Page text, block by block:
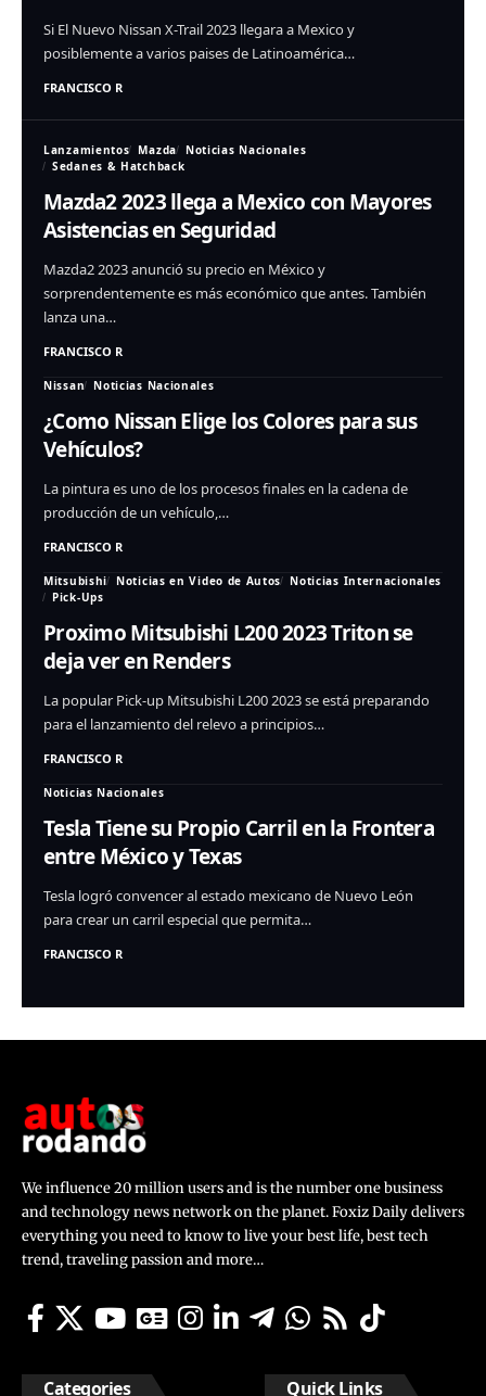
Si El Nuevo Nissan X-Trail 2023 llegara a Mexico y
posiblemente a varios paises de Latinoamérica…
FRANCISCO R
Lanzamientos Mazda
Noticias Nacionales
Sedanes & Hatchback
Mazda2 2023 llega a Mexico con Mayores
Asistencias en Seguridad
Mazda2 2023 anunció su precio en México y
sorprendentemente es más económico que antes. También
lanza una…
FRANCISCO R
Nissan Noticias Nacionales
¿Como Nissan Elige los Colores para sus
Vehículos?
La pintura es uno de los procesos finales en la cadena de
producción de un vehículo,…
FRANCISCO R
Mitsubishi Noticias en Video de Autos
Noticias Internacionales
Pick-Ups
Proximo Mitsubishi L200 2023 Triton se
deja ver en Renders
La popular Pick-up Mitsubishi L200 2023 se está preparando
para el lanzamiento del relevo a principios…
FRANCISCO R
Noticias Nacionales
Tesla Tiene su Propio Carril en la Frontera
entre México y Texas
Tesla logró convencer al estado mexicano de Nuevo León
para crear un carril especial que permita…
FRANCISCO R
We influence 20 million users and is the number one business
and technology news network on the planet. Foxiz Daily delivers
everything you need to know to live your best life, best tech
trend, traveling passion and more…
Categories Quick Links